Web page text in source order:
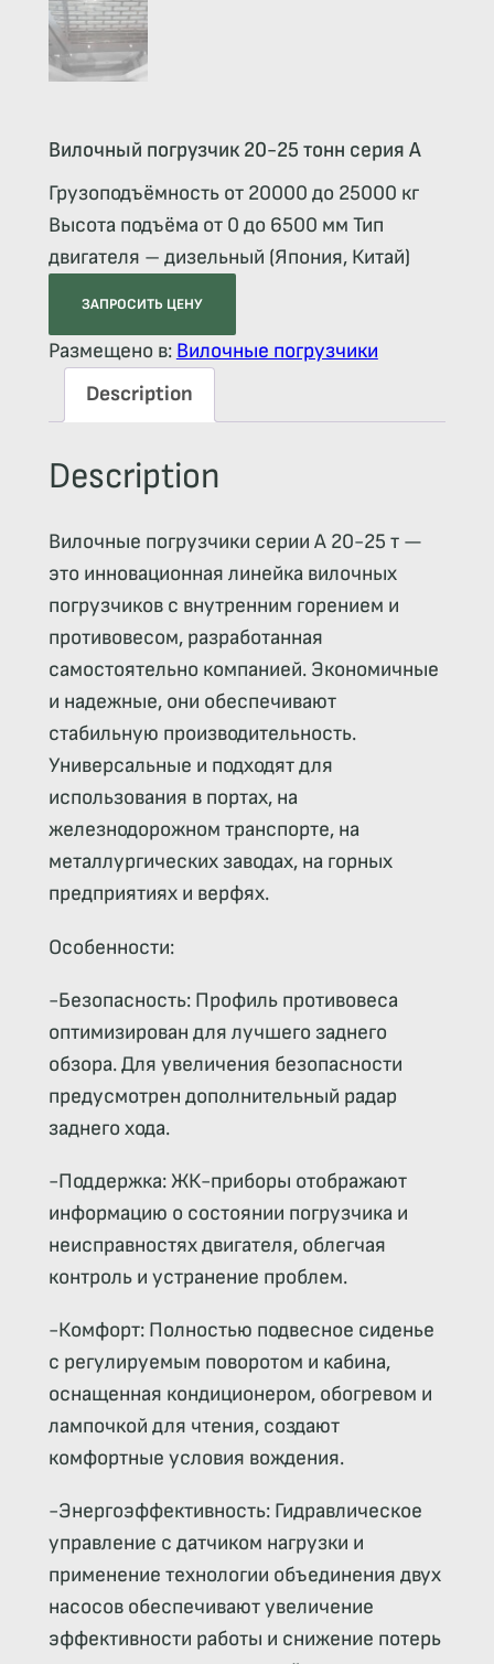
Вилочный погрузчик 20-25 тонн серия А
Грузоподъёмность от 20000 до 25000 кг
Высота подъёма от 0 до 6500 мм Тип
двигателя – дизельный (Япония, Китай)
ЗАПРОСИТЬ ЦЕНУ
Размещено в: Вилочные погрузчики
Description
Description
Вилочные погрузчики серии A 20-25 т —
это инновационная линейка вилочных
погрузчиков с внутренним горением и
противовесом, разработанная
самостоятельно компанией. Экономичные
и надежные, они обеспечивают
стабильную производительность.
Универсальные и подходят для
использования в портах, на
железнодорожном транспорте, на
металлургических заводах, на горных
предприятиях и верфях.
Особенности:
-Безопасность: Профиль противовеса
оптимизирован для лучшего заднего
обзора. Для увеличения безопасности
предусмотрен дополнительный радар
заднего хода.
-Поддержка: ЖК-приборы отображают
информацию о состоянии погрузчика и
неисправностях двигателя, облегчая
контроль и устранение проблем.
-Комфорт: Полностью подвесное сиденье
с регулируемым поворотом и кабина,
оснащенная кондиционером, обогревом и
лампочкой для чтения, создают
комфортные условия вождения.
-Энергоэффективность: Гидравлическое
управление с датчиком нагрузки и
применение технологии объединения двух
насосов обеспечивают увеличение
эффективности работы и снижение потерь